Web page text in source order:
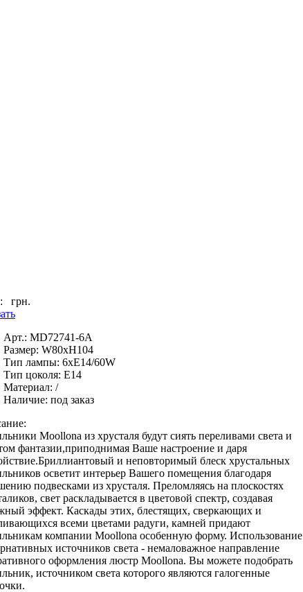
грн.
Арт.: MD72741-6A
Размер: W80xH104
Тип лампы: 6xE14/60W
Тип цоколя: E14
Материал: /
Наличие: под заказ
Moollona из хрусталя будут сиять переливами света и
фантазии,приподнимая Ваше настроение и даря
и неповторимый блеск хрустальных
осветит интерьер Вашего помещения благодаря
подвесками из хрусталя. Преломляясь на плоскостях
свет раскладывается в цветовой спектр, создавая
эффект. Каскады этих, блестящих, сверкающих и
всеми цветами радуги, камней придают
компании Moollona особенную форму. Использование
источников света - немаловажное направление
оформления люстр Moollona. Вы можете подобрать
источником света которого являются галогенные